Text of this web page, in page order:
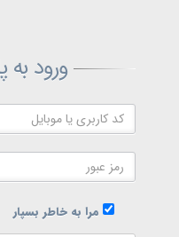
ورود به
مرا به خاطر بسپار
ثبت‌نام
بازیابی
در حال حاضر